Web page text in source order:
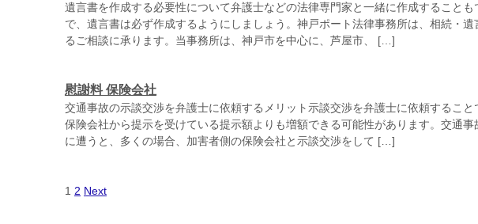
遺言書を作成する必要性について弁護士などの法律専門家と一緒に作成することも
で、遺言書は必ず作成するようにしましょう。神戸ポート法律事務所は、相続・遺
るご相談に承ります。当事務所は、神戸市を中心に、芦屋市、 […]
慰謝料 保険会社
交通事故の示談交渉を弁護士に依頼するメリット示談交渉を弁護士に依頼すること
保険会社から提示を受けている提示額よりも増額できる可能性があります。交通事
に遭うと、多くの場合、加害者側の保険会社と示談交渉をして […]
1 2 Next